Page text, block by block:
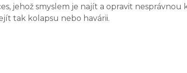
jehož smyslem je najít a opravit nesprávnou
tak kolapsu nebo havárii.